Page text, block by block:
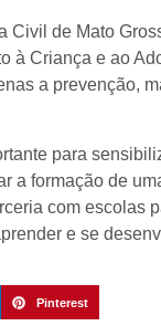
de Mato
à Criança e ao
a prevenção,
para
formação de
com escolas
e se
Pinterest